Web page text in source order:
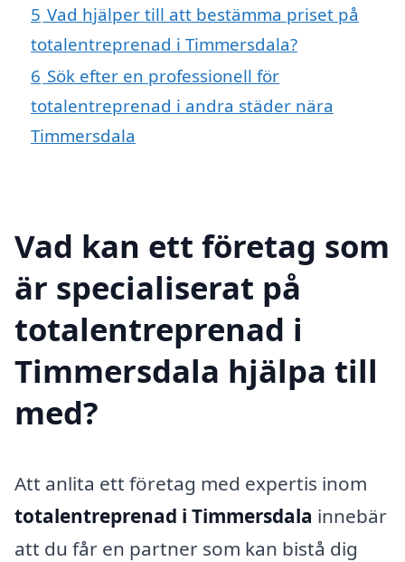
5 Vad hjälper till att bestämma priset på
totalentreprenad i Timmersdala?
6 Sök efter en professionell för
totalentreprenad i andra städer nära
Timmersdala
Vad kan ett företag som
är specialiserat på
totalentreprenad i
Timmersdala hjälpa till
med?
Att anlita ett företag med expertis inom
totalentreprenad i Timmersdala innebär
att du får en partner som kan bistå dig